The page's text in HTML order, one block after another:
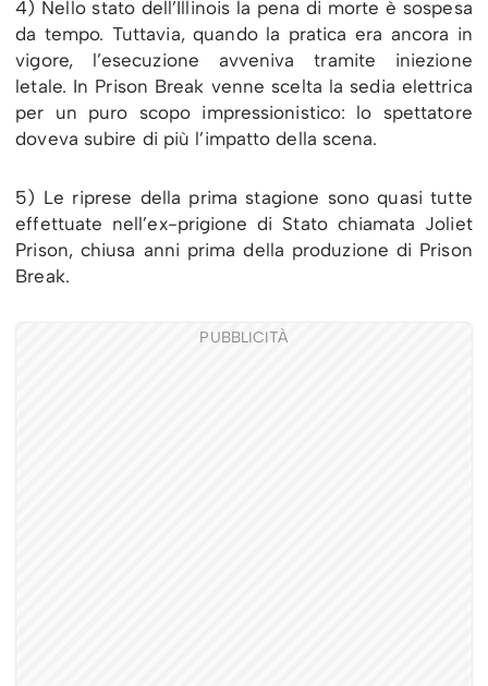
4) Nello stato dell’Illinois la pena di morte è sospesa
da tempo. Tuttavia, quando la pratica era ancora in
vigore, l’esecuzione avveniva tramite iniezione
letale. In Prison Break venne scelta la sedia elettrica
per un puro scopo impressionistico: lo spettatore
doveva subire di più l’impatto della scena.
5) Le riprese della prima stagione sono quasi tutte
effettuate nell’ex-prigione di Stato chiamata Joliet
Prison, chiusa anni prima della produzione di Prison
Break.
PUBBLICITÀ